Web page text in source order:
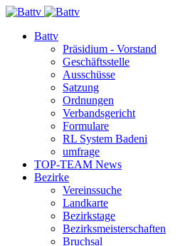
Battv
Präsidium - Vorstand
Geschäftsstelle
Ausschüsse
Satzung
Ordnungen
Verbandsgericht
Formulare
RL System Badeni
umfrage
TOP-TEAM News
Bezirke
Vereinssuche
Landkarte
Bezirkstage
Bezirksmeisterschaften
Bruchsal